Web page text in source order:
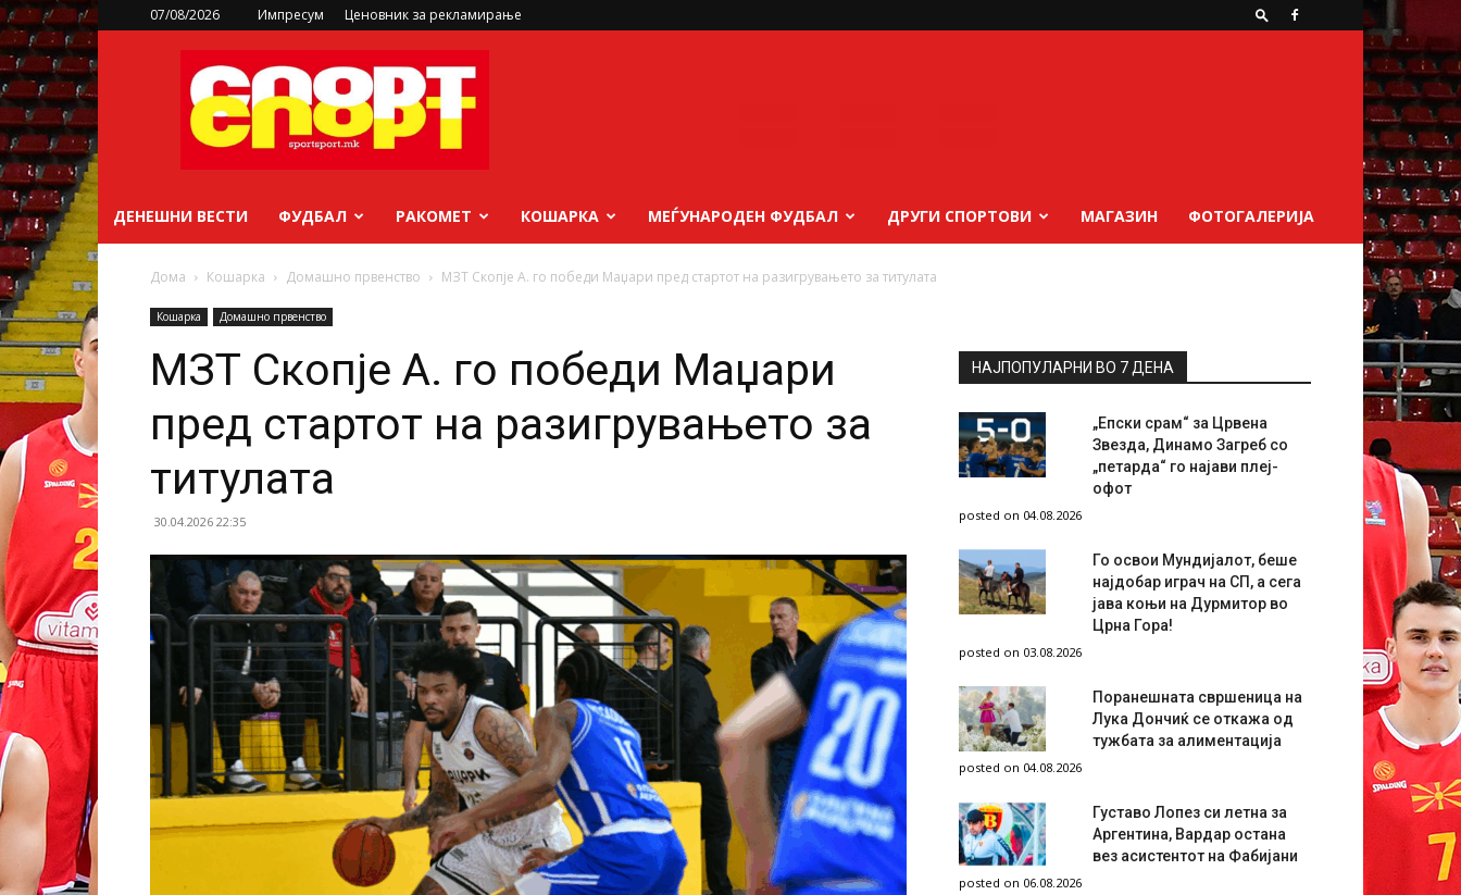
07/08/2026 Импресум Ценовник за рекламирање
sportsport.mk
ДЕНЕШНИ ВЕСТИ ФУДБАЛ РАКОМЕТ КОШАРКА МЕЃУНАРОДЕН ФУДБАЛ ДРУГИ СПОРТОВИ МАГАЗИН ФОТОГАЛЕРИЈА
Дома Кошарка Домашно првенство МЗТ Скопје А. го победи Маџари пред стартот на разигрувањето за титулата
Кошарка Домашно првенство
МЗТ Скопје А. го победи Маџари
пред стартот на разигрувањето за
титулата
30.04.2026 22:35
НАЈПОПУЛАРНИ ВО 7 ДЕНА
„Епски срам“ за Црвена
Звезда, Динамо Загреб со
„петарда“ го најави плеј-
офот
posted on 04.08.2026
Го освои Мундијалот, беше
најдобар играч на СП, а сега
јава коњи на Дурмитор во
Црна Гора!
posted on 03.08.2026
Поранешната свршеница на
Лука Дончиќ се откажа од
тужбата за алиментација
posted on 04.08.2026
Густаво Лопез си летна за
Аргентина, Вардар остана
вез асистентот на Фабијани
posted on 06.08.2026